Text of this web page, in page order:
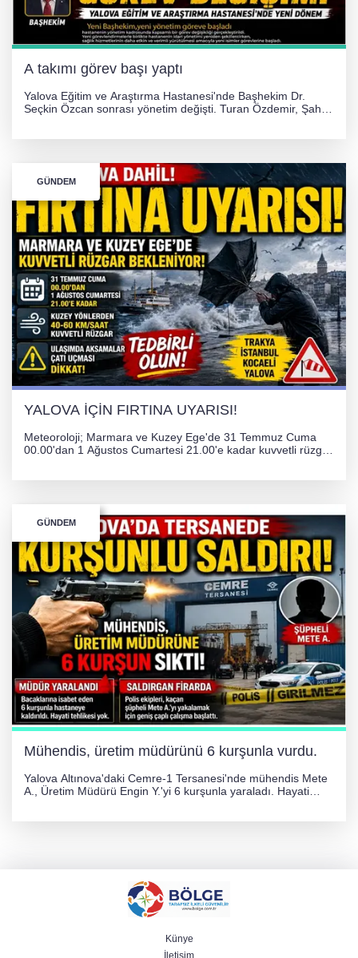
A takımı görev başı yaptı
Yalova Eğitim ve Araştırma Hastanesi'nde Başhekim Dr.
Seçkin Özcan sonrası yönetim değişti. Turan Özdemir, Şahin
GÜNDEM
YALOVA İÇİN FIRTINA UYARISI!
Meteoroloji; Marmara ve Kuzey Ege'de 31 Temmuz Cuma
00.00'dan 1 Ağustos Cumartesi 21.00'e kadar kuvvetli rüzgar
GÜNDEM
Mühendis, üretim müdürünü 6 kurşunla vurdu.
Yalova Altınova'daki Cemre-1 Tersanesi'nde mühendis Mete
A., Üretim Müdürü Engin Y.'yi 6 kurşunla yaraladı. Hayati
Künye
İletişim